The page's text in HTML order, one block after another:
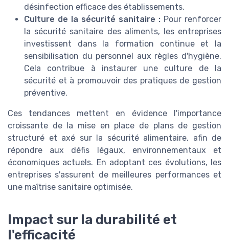
désinfection efficace des établissements.
Culture de la sécurité sanitaire : Pour renforcer
la sécurité sanitaire des aliments, les entreprises
investissent dans la formation continue et la
sensibilisation du personnel aux règles d'hygiène.
Cela contribue à instaurer une culture de la
sécurité et à promouvoir des pratiques de gestion
préventive.
Ces tendances mettent en évidence l'importance
croissante de la mise en place de plans de gestion
structuré et axé sur la sécurité alimentaire, afin de
répondre aux défis légaux, environnementaux et
économiques actuels. En adoptant ces évolutions, les
entreprises s'assurent de meilleures performances et
une maîtrise sanitaire optimisée.
Impact sur la durabilité et
l'efficacité